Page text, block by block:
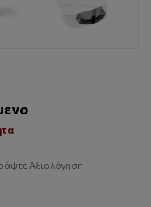
Αξιολόγηση